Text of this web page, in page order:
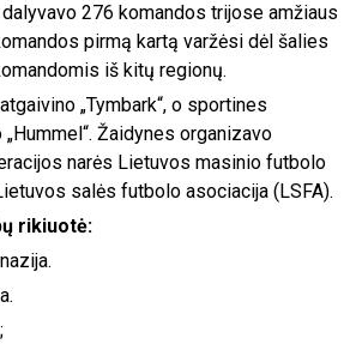
dalyvavo 276 komandos trijose amžiaus
pirmą kartą varžėsi dėl šalies
iš kitų regionų.
„Tymbark“, o sportines
Žaidynes organizavo
narės Lietuvos masinio futbolo
salės futbolo asociacija (LSFA).
rikiuotė: